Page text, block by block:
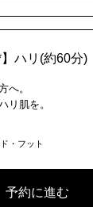
】ハリ(約60分)
へ。
リ肌を。
・フット
予約に進む